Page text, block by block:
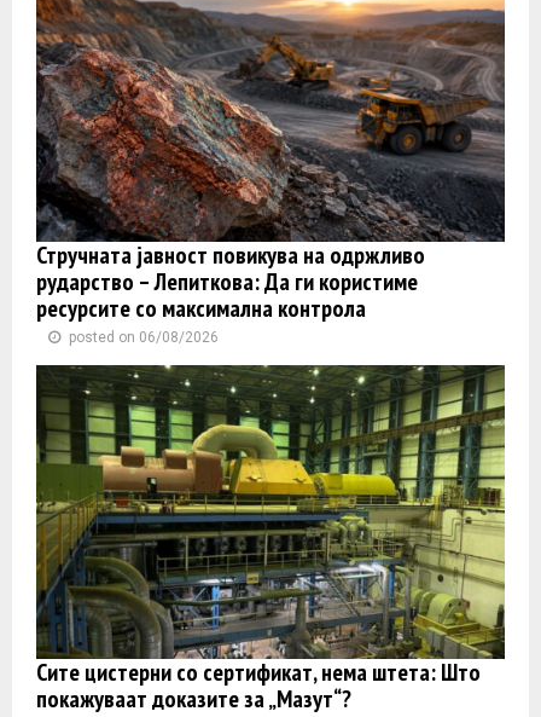
Стручната јавност повикува на одржливо
рударство – Лепиткова: Да ги користиме
ресурсите со максимална контрола
posted on 06/08/2026
Сите цистерни со сертификат, нема штета: Што
покажуваат доказите за „Мазут“?